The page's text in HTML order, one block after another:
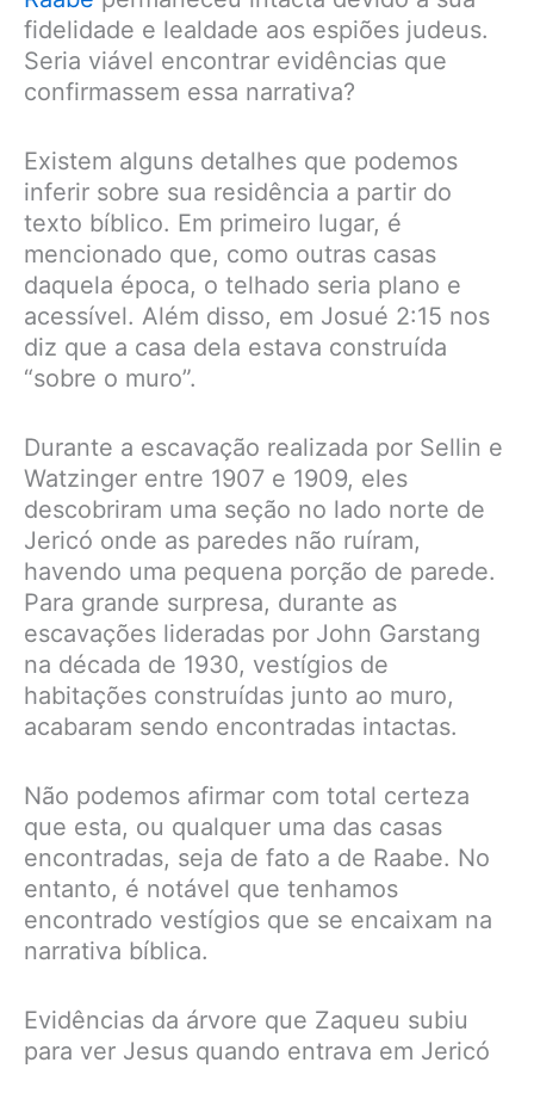
fidelidade e lealdade aos espiões judeus.
Seria viável encontrar evidências que
confirmassem essa narrativa?
Existem alguns detalhes que podemos
inferir sobre sua residência a partir do
texto bíblico. Em primeiro lugar, é
mencionado que, como outras casas
daquela época, o telhado seria plano e
acessível. Além disso, em Josué 2:15 nos
diz que a casa dela estava construída
“sobre o muro”.
Durante a escavação realizada por Sellin e
Watzinger entre 1907 e 1909, eles
descobriram uma seção no lado norte de
Jericó onde as paredes não ruíram,
havendo uma pequena porção de parede.
Para grande surpresa, durante as
escavações lideradas por John Garstang
na década de 1930, vestígios de
habitações construídas junto ao muro,
acabaram sendo encontradas intactas.
Não podemos afirmar com total certeza
que esta, ou qualquer uma das casas
encontradas, seja de fato a de Raabe. No
entanto, é notável que tenhamos
encontrado vestígios que se encaixam na
narrativa bíblica.
Evidências da árvore que Zaqueu subiu
para ver Jesus quando entrava em Jericó